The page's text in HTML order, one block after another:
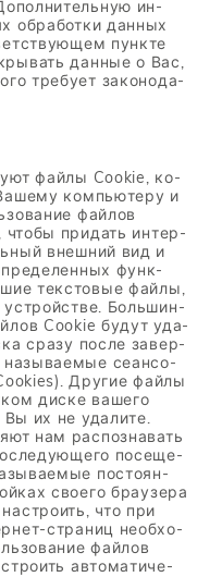
ин­
об­ра­бот­ки дан­ных
пунк­те
дан­ные о Вас,
тре­бу­ет за­ко­но­да­
фай­лы Cookie, ко­
ком­пью­те­ру и
фай­лов
что­бы при­дать ин­тер­
внеш­ний вид и
функ­
тек­сто­вые фай­лы,
Боль­шин­
Cookie бу­дут уда­
сра­зу по­сле за­вер­
на­зы­ва­е­мые се­ан­со­
Дру­гие фай­лы
дис­ке ва­ше­го
Вы их не уда­ли­те.
нам рас­по­зна­вать
по­се­ще­
по­сто­ян­
сво­е­го бра­у­зе­ра
что при
стра­ниц необ­хо­
фай­лов
ав­то­ма­ти­че­